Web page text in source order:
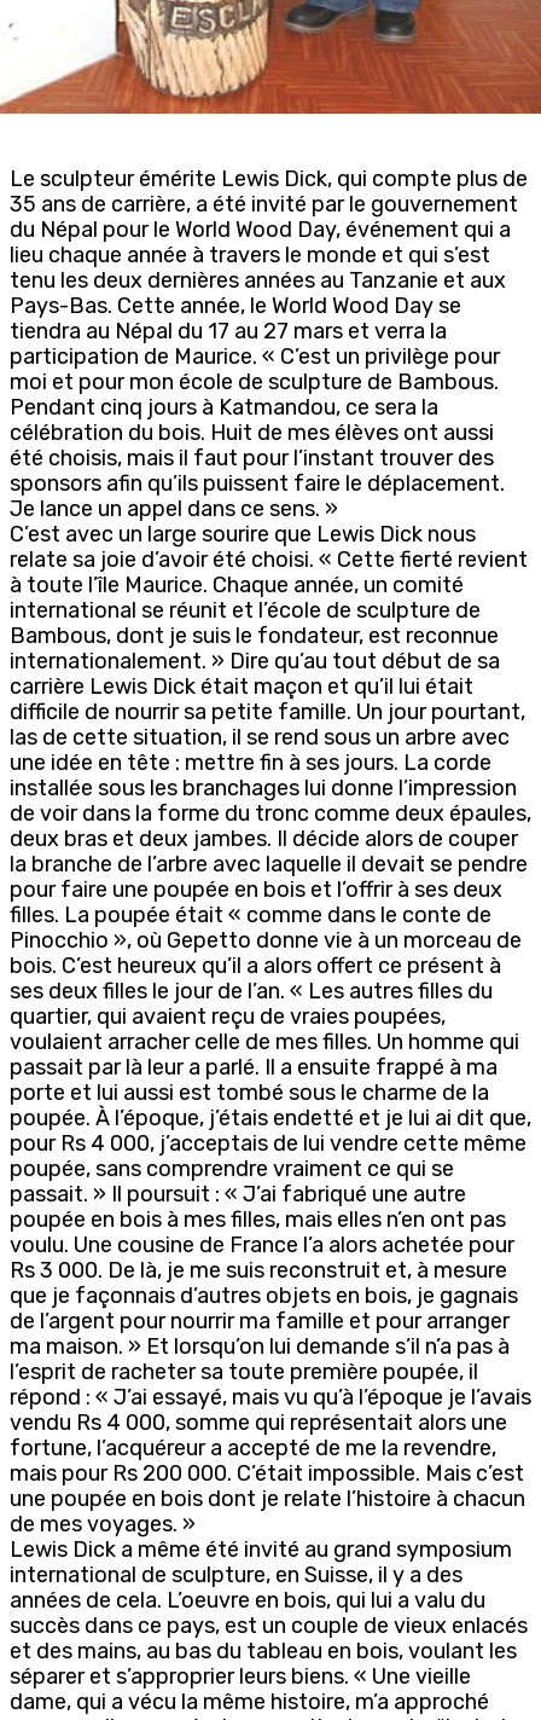
Le sculpteur émérite Lewis Dick, qui compte plus de
35 ans de carrière, a été invité par le gouvernement
du Népal pour le World Wood Day, événement qui a
lieu chaque année à travers le monde et qui s’est
tenu les deux dernières années au Tanzanie et aux
Pays-Bas. Cette année, le World Wood Day se
tiendra au Népal du 17 au 27 mars et verra la
participation de Maurice. « C’est un privilège pour
moi et pour mon école de sculpture de Bambous.
Pendant cinq jours à Katmandou, ce sera la
célébration du bois. Huit de mes élèves ont aussi
été choisis, mais il faut pour l’instant trouver des
sponsors afin qu’ils puissent faire le déplacement.
Je lance un appel dans ce sens. »
C’est avec un large sourire que Lewis Dick nous
relate sa joie d’avoir été choisi. « Cette fierté revient
à toute l’île Maurice. Chaque année, un comité
international se réunit et l’école de sculpture de
Bambous, dont je suis le fondateur, est reconnue
internationalement. » Dire qu’au tout début de sa
carrière Lewis Dick était maçon et qu’il lui était
difficile de nourrir sa petite famille. Un jour pourtant,
las de cette situation, il se rend sous un arbre avec
une idée en tête : mettre fin à ses jours. La corde
installée sous les branchages lui donne l’impression
de voir dans la forme du tronc comme deux épaules,
deux bras et deux jambes. Il décide alors de couper
la branche de l’arbre avec laquelle il devait se pendre
pour faire une poupée en bois et l’offrir à ses deux
filles. La poupée était « comme dans le conte de
Pinocchio », où Gepetto donne vie à un morceau de
bois. C’est heureux qu’il a alors offert ce présent à
ses deux filles le jour de l’an. « Les autres filles du
quartier, qui avaient reçu de vraies poupées,
voulaient arracher celle de mes filles. Un homme qui
passait par là leur a parlé. Il a ensuite frappé à ma
porte et lui aussi est tombé sous le charme de la
poupée. À l’époque, j’étais endetté et je lui ai dit que,
pour Rs 4 000, j’acceptais de lui vendre cette même
poupée, sans comprendre vraiment ce qui se
passait. » Il poursuit : « J’ai fabriqué une autre
poupée en bois à mes filles, mais elles n’en ont pas
voulu. Une cousine de France l’a alors achetée pour
Rs 3 000. De là, je me suis reconstruit et, à mesure
que je façonnais d’autres objets en bois, je gagnais
de l’argent pour nourrir ma famille et pour arranger
ma maison. » Et lorsqu’on lui demande s’il n’a pas à
l’esprit de racheter sa toute première poupée, il
répond : « J’ai essayé, mais vu qu’à l’époque je l’avais
vendu Rs 4 000, somme qui représentait alors une
fortune, l’acquéreur a accepté de me la revendre,
mais pour Rs 200 000. C’était impossible. Mais c’est
une poupée en bois dont je relate l’histoire à chacun
de mes voyages. »
Lewis Dick a même été invité au grand symposium
international de sculpture, en Suisse, il y a des
années de cela. L’oeuvre en bois, qui lui a valu du
succès dans ce pays, est un couple de vieux enlacés
et des mains, au bas du tableau en bois, voulant les
séparer et s’approprier leurs biens. « Une vieille
dame, qui a vécu la même histoire, m’a approché